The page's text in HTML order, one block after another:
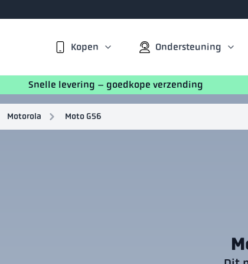
Kopen Ondersteuning
Snelle levering – goedkope verzending
Motorola Moto G56